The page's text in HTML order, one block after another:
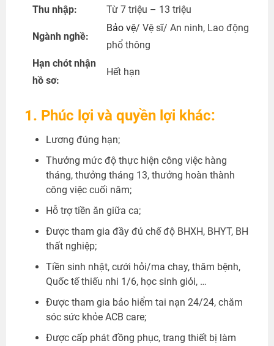
Thu nhập:
Từ 7 triệu – 13 triệu
Ngành nghề:
Bảo vệ/ Vệ sĩ/ An ninh, Lao động
phổ thông
Hạn chót nhận
hồ sơ:
Hết hạn
1. Phúc lợi và quyền lợi khác:
Lương đúng hạn;
Thưởng mức độ thực hiện công việc hàng
tháng, thưởng tháng 13, thưởng hoàn thành
công việc cuối năm;
Hỗ trợ tiền ăn giữa ca;
Được tham gia đầy đủ chế độ BHXH, BHYT, BH
thất nghiệp;
Tiền sinh nhật, cưới hỏi/ma chay, thăm bệnh,
Quốc tế thiếu nhi 1/6, học sinh giỏi, …
Được tham gia bảo hiểm tai nạn 24/24, chăm
sóc sức khỏe ACB care;
Được cấp phát đồng phục, trang thiết bị làm